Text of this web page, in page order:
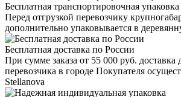
Бесплатная транспортировочная упаковка
Перед отгрузкой перевозчику
дополнительно упаковывается в
Бесплатная доставка по России
При сумме заказа от 55 000 руб. доставка
перевозчика в городе Покупателя
Stellanova